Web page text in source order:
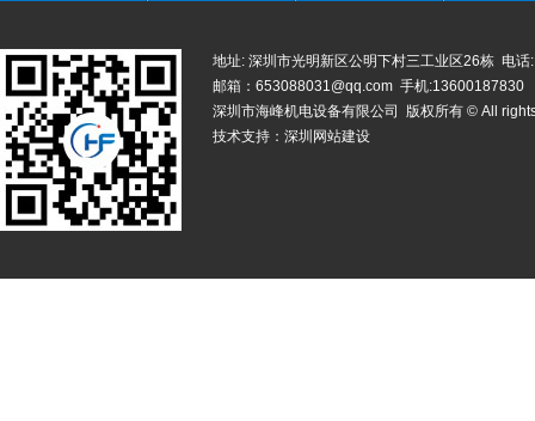
地址: 深圳市光明新区公明下村三工业区26栋 电
邮箱：653088031@qq.com 手机:13600187830
深圳市海峰机电设备有限公司 版权所有 © All
技术支持： 深圳网站建设